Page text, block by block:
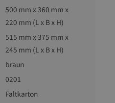
500 mm x 360 mm x
220 mm (L x B x H)
515 mm x 375 mm x
245 mm (L x B x H)
braun
0201
Faltkarton